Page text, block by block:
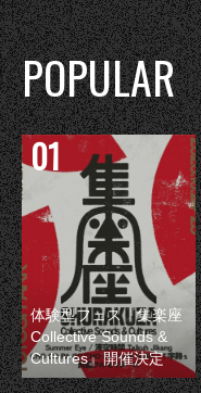
POPULAR
体験型フェス『集楽座
Collective Sounds &
Cultures』開催決定